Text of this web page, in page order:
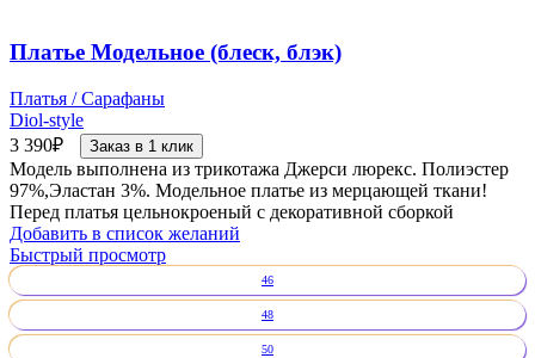
Платье Модельное (блеск, блэк)
Платья / Сарафаны
Diol-style
3 390₽ Заказ в 1 клик
Модель выполнена из трикотажа Джерси люрекс. Полиэстер
97%,Эластан 3%. Модельное платье из мерцающей ткани!
Перед платья цельнокроеный с декоративной сборкой
Добавить в список желаний
Быстрый просмотр
46
48
50